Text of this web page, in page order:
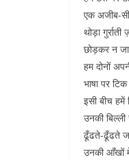
एक अजीब-
थोड़ा
छोड़कर न
हम दोनों
भाषा पर
इसी बीच
उनकी
ढूँढते-ढूँढते
उनकी आँखों